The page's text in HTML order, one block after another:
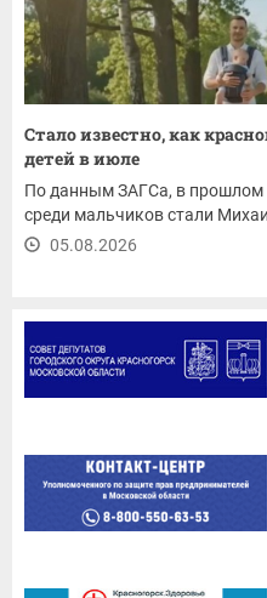
Стало известно, как
детей в июле
По данным ЗАГСа, в прошлом
среди мальчиков стали
05.08.2026